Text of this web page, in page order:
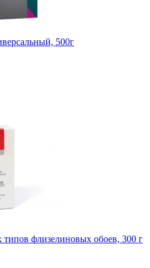
500г
флизелиновых обоев, 300 г